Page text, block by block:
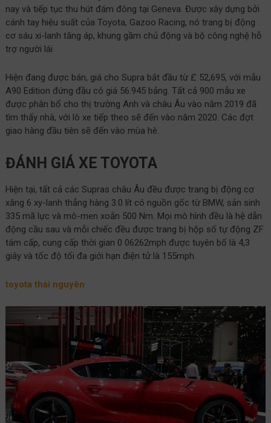
nay và tiếp tục thu hút đám đông tại Geneva. Được xây dựng bởi
cánh tay hiệu suất của Toyota, Gazoo Racing, nó trang bị động
cơ sáu xi-lanh tăng áp, khung gầm chủ động và bộ công nghệ hỗ
trợ người lái
Hiện đang được bán, giá cho Supra bắt đầu từ £ 52,695, với mẫu
A90 Edition đứng đầu có giá 56.945 bảng. Tất cả 900 mẫu xe
được phân bổ cho thị trường Anh và châu Âu vào năm 2019 đã
tìm thấy nhà, với lô xe tiếp theo sẽ đến vào năm 2020. Các đợt
giao hàng đầu tiên sẽ đến vào mùa hè.
ĐÁNH GIÁ XE TOYOTA
Hiện tại, tất cả các Supras châu Âu đều được trang bị động cơ
xăng 6 xy-lanh thẳng hàng 3.0 lít có nguồn gốc từ BMW, sản sinh
335 mã lực và mô-men xoắn 500 Nm. Mọi mô hình đều là hệ dẫn
động cầu sau và mỗi chiếc đều được trang bị hộp số tự động ZF
tám cấp, cung cấp thời gian 0 06262mph được tuyên bố là 4,3
giây và tốc độ tối đa giới hạn điện tử là 155mph.
toyota thái nguyên